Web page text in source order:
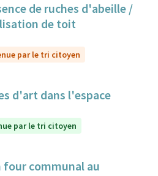
de ruches d'abeille /
de toit
par le tri citoyen
d'art dans l'espace
par le tri citoyen
communal au